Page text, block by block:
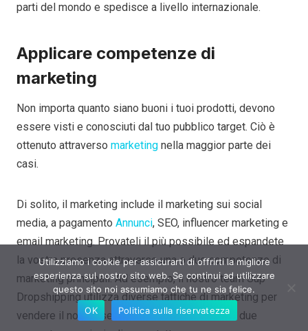
parti del mondo e spedisce a livello internazionale.
Applicare competenze di
marketing
Non importa quanto siano buoni i tuoi prodotti, devono
essere visti e conosciuti dal tuo pubblico target. Ciò è
ottenuto attraverso marketing nella maggior parte dei
casi.
Di solito, il marketing include il marketing sui social
media, a pagamento Annunci, SEO, influencer marketing e
email marketing. Provateli il più possibile ed espandete
la vostra presenza attraverso una o due competenze di
marketing principali. Ad esempio, il nostro team Sup
Dropshipping utilizza diverse tattiche di marketing per
vendere il nostro servizio, ma ci dedichiamo a due
Utilizziamo i cookie per assicurarti di offrirti la migliore
esperienza sul nostro sito web. Se continui ad utilizzare
questo sito noi assumiamo che tu ne sia felice.
OK
Politica sulla riservatezza